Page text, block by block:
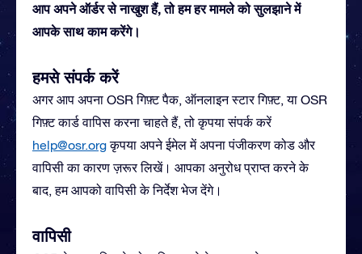
आप अपने ऑर्डर से नाखुश हैं, तो हम हर मामले को सुलझाने में
आपके साथ काम करेंगे।
हमसे संपर्क करें
अगर आप अपना OSR गिफ़्ट पैक, ऑनलाइन स्टार गिफ़्ट, या OSR
गिफ़्ट कार्ड वापिस करना चाहते हैं, तो कृपया संपर्क करें
help@osr.orgकृपया अपने ईमेल में अपना पंजीकरण कोड और
वापिसी का कारण ज़रूर लिखें। आपका अनुरोध प्राप्त करने के
बाद, हम आपको वापिसी के निर्देश भेज देंगे।
वापिसी